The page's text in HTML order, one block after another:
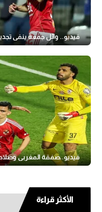
فيديو.. وائل جمعة ينفي
فيديو..صفقة المغربى
الأكثر قراءة